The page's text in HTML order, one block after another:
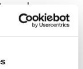
de
Overheden,
aan te